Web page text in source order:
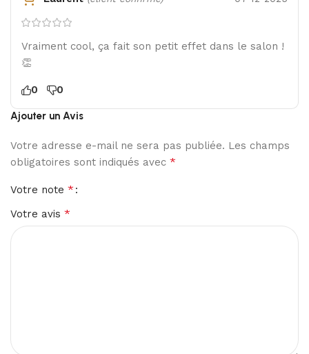
Vraiment cool, ça fait son petit effet dans le salon !
👏
0 0
Ajouter un Avis
Votre adresse e-mail ne sera pas publiée. Les champs
obligatoires sont indiqués avec *
Votre note *
Votre avis *